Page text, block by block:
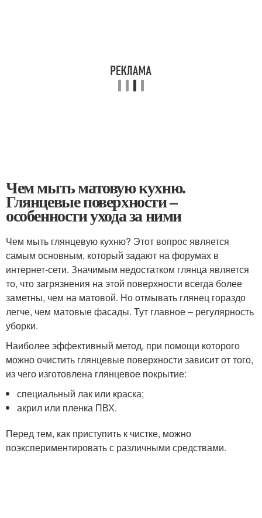
Чем мыть матовую кухню.
Глянцевые поверхности –
особенности ухода за ними
Чем мыть глянцевую кухню? Этот вопрос является
самым основным, который задают на форумах в
интернет-сети. Значимым недостатком глянца является
то, что загрязнения на этой поверхности всегда более
заметны, чем на матовой. Но отмывать глянец гораздо
легче, чем матовые фасады. Тут главное – регулярность
уборки.
Наиболее эффективный метод, при помощи которого
можно очистить глянцевые поверхности зависит от того,
из чего изготовлена глянцевое покрытие:
специальный лак или краска;
акрил или пленка ПВХ.
Перед тем, как приступить к чистке, можно
поэкспериментировать с различными средствами.